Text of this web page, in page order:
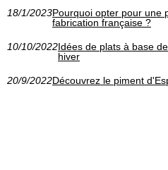
18/1/2023Pourquoi opter pour une
fabrication française ?
10/10/2022Idées de plats à base
hiver
20/9/2022Découvrez le piment